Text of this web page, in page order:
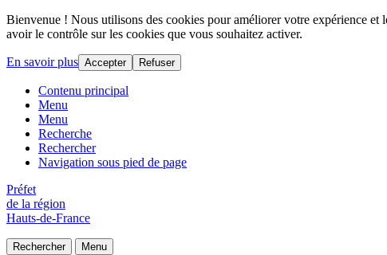
Bienvenue ! Nous utilisons des cookies pour améliorer votre expérience et
avoir le contrôle sur les cookies que vous souhaitez activer.
En savoir plus Accepter Refuser
Contenu principal
Menu
Menu
Recherche
Rechercher
Navigation sous pied de page
Préfet
de la région
Hauts-de-France
Rechercher Menu